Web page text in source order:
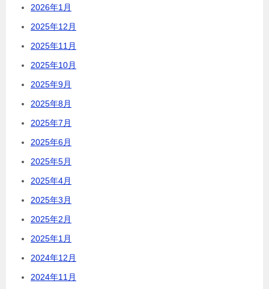
2026年1月
2025年12月
2025年11月
2025年10月
2025年9月
2025年8月
2025年7月
2025年6月
2025年5月
2025年4月
2025年3月
2025年2月
2025年1月
2024年12月
2024年11月